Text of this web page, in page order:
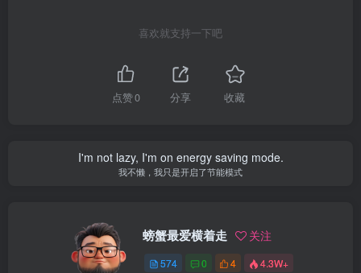
喜欢就支持一下吧
点赞0 分享 收藏
I'm not lazy, I'm on energy saving mode.
我不懒，我只是开启了节能模式
螃蟹最爱横着走 关注
574 0 4 4.3W+